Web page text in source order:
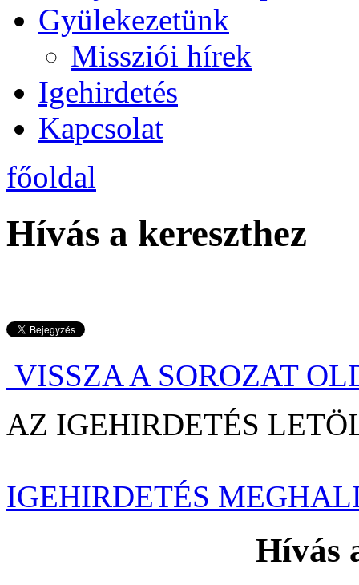
Gyülekezetünk
Missziói hírek
Igehirdetés
Kapcsolat
főoldal
Hívás a kereszthez
VISSZA A SOROZAT
AZ IGEHIRDETÉS
IGEHIRDETÉS
Hívás